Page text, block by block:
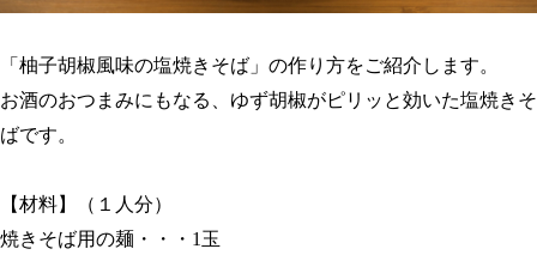
「柚子胡椒風味の塩焼きそば」の作り方をご紹介します。
お酒のおつまみにもなる、ゆず胡椒がピリッと効いた塩焼きそ
ばです。
【材料】（１人分）
焼きそば用の麺・・・ 1 玉